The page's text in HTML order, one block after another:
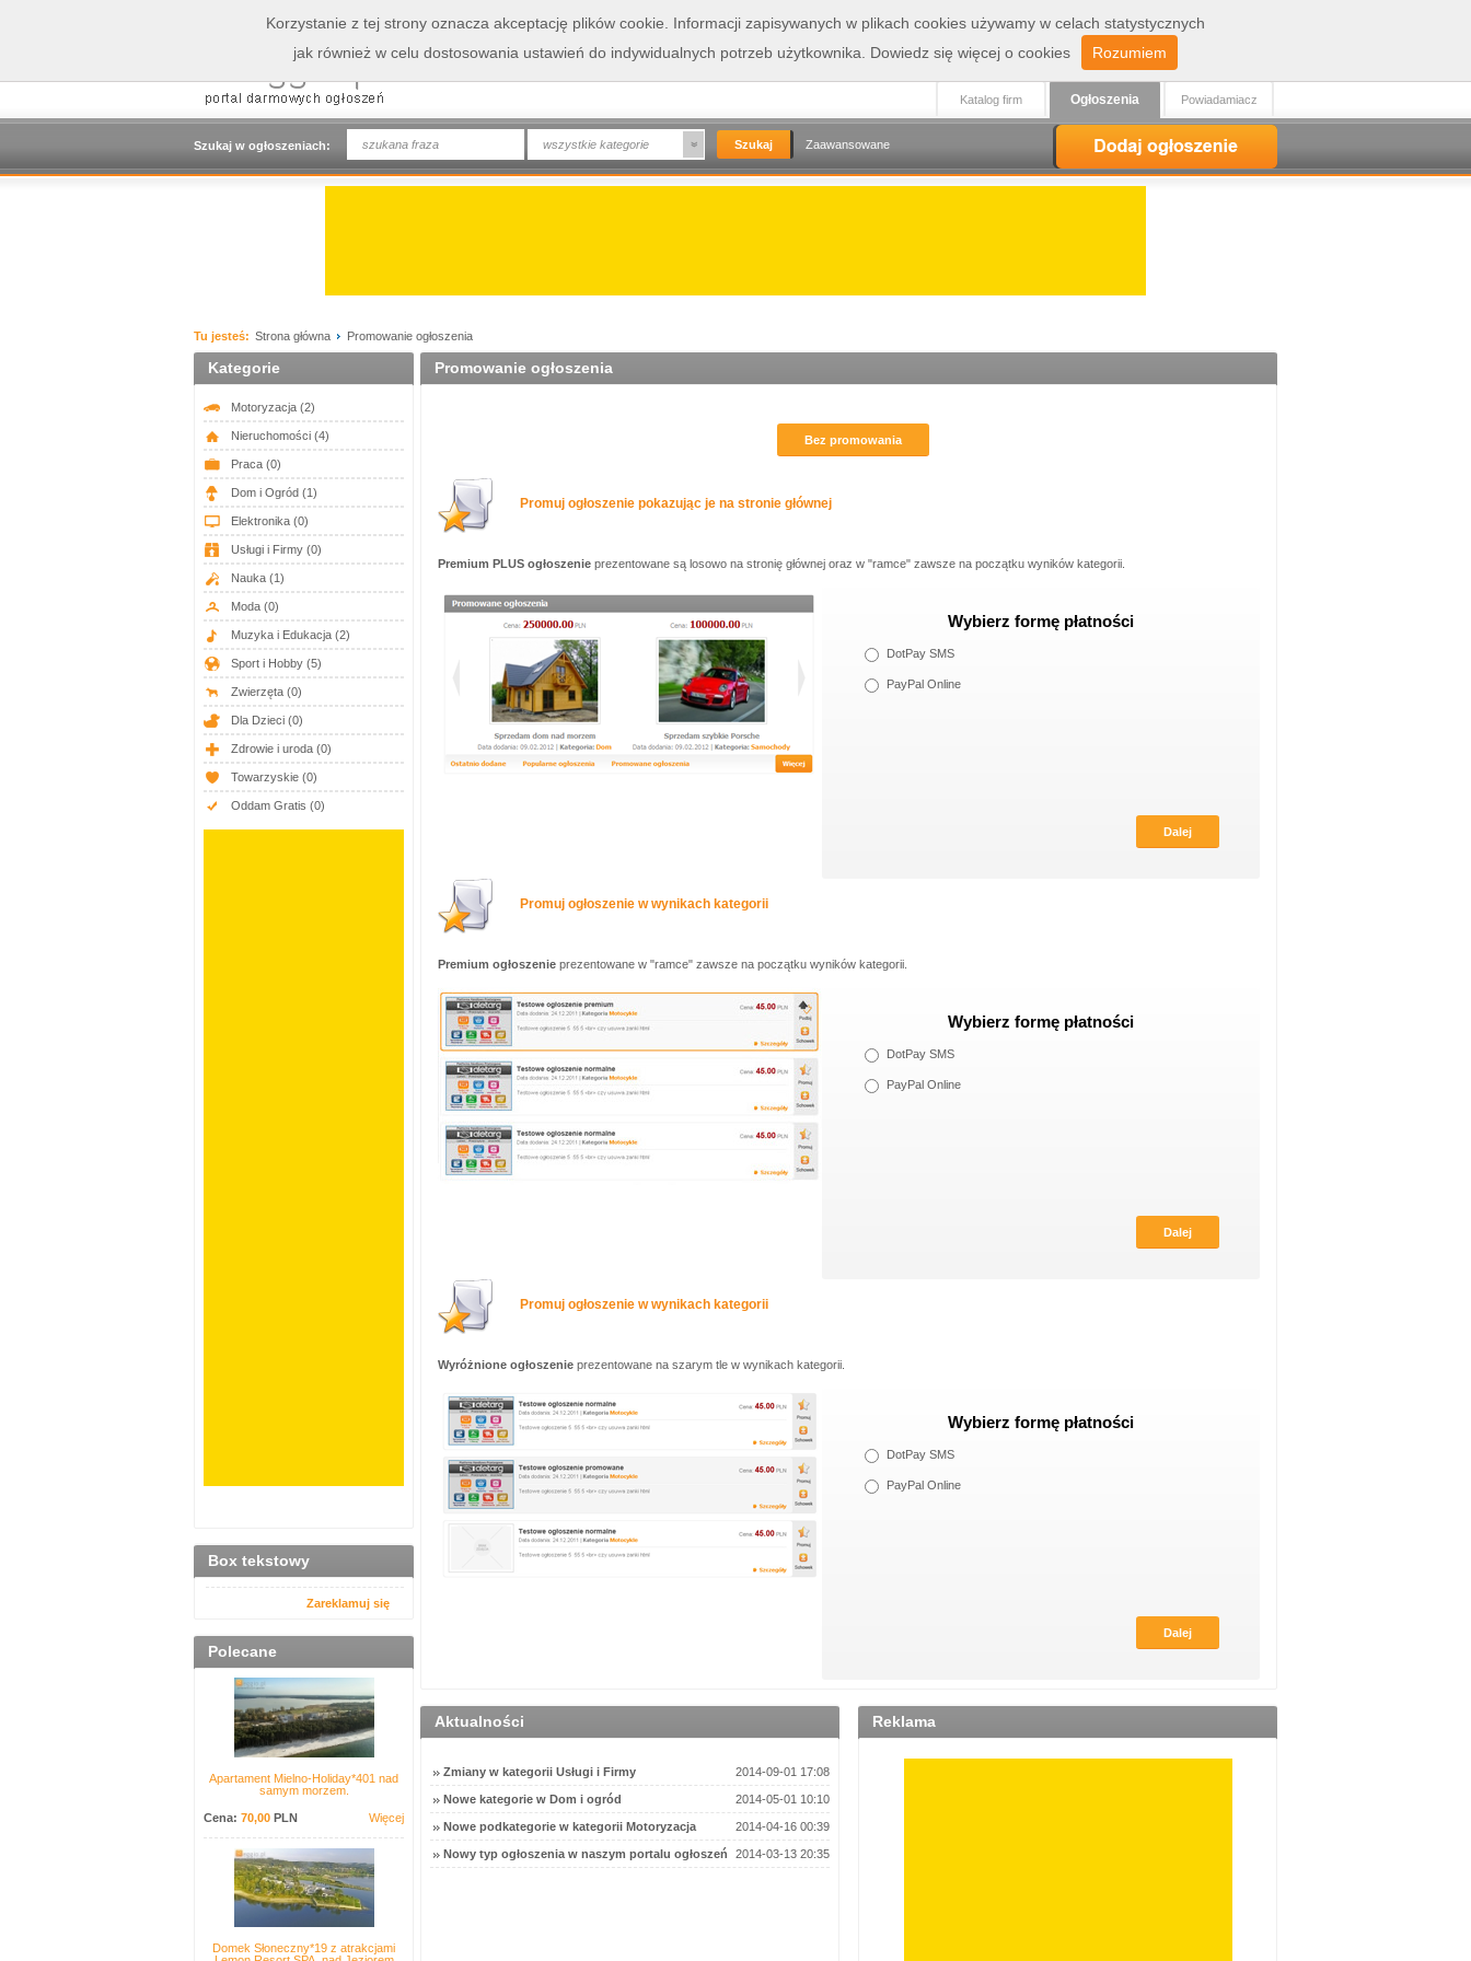
Zaloguj
Szukaj w ogłoszeniach: wszystkie kategorie Zaawansowane
Powiadamiacz
Ogłoszenia
Katalog firm
Tu jesteś: Strona główna Promowanie ogłoszenia
Kategorie
Motoryzacja (2)
Nieruchomości (4)
Praca (0)
Dom i Ogród (1)
Elektronika (0)
Usługi i Firmy (0)
Nauka (1)
Moda (0)
Muzyka i Edukacja (2)
Sport i Hobby (5)
Zwierzęta (0)
Dla Dzieci (0)
Zdrowie i uroda (0)
Towarzyskie (0)
Oddam Gratis (0)
Box tekstowy
Zareklamuj się
Polecane
Apartament Mielno-Holiday*401 nad
samym morzem.
Cena: 70,00 PLN Więcej
Domek Słoneczny*19 z atrakcjami
Promowanie ogłoszenia
Promuj ogłoszenie pokazując je na stronie głównej
Premium PLUS ogłoszenie prezentowane są losowo na stronię głównej oraz w "ramce" zawsze na początku wyników kategorii.
Wybierz formę płatności
DotPay SMS
PayPal Online
Promuj ogłoszenie w wynikach kategorii
Premium ogłoszenie prezentowane w "ramce" zawsze na początku wyników kategorii.
Wybierz formę płatności
DotPay SMS
PayPal Online
Promuj ogłoszenie w wynikach kategorii
Wyróżnione ogłoszenie prezentowane na szarym tle w wynikach kategorii.
Wybierz formę płatności
DotPay SMS
PayPal Online
Aktualności
Zmiany w kategorii Usługi i Firmy 2014-09-01 17:08
Nowe kategorie w Dom i ogród 2014-05-01 10:10
Nowe podkategorie w kategorii Motoryzacja 2014-04-16 00:39
Nowy typ ogłoszenia w naszym portalu ogłoszeń 2014-03-13 20:35
Reklama
Korzystanie z tej strony oznacza akceptację plików cookie. Informacji zapisywanych w plikach cookies używamy w celach statystycznych
jak również w celu dostosowania ustawień do indywidualnych potrzeb użytkownika. Dowiedz się więcej o cookies Rozumiem